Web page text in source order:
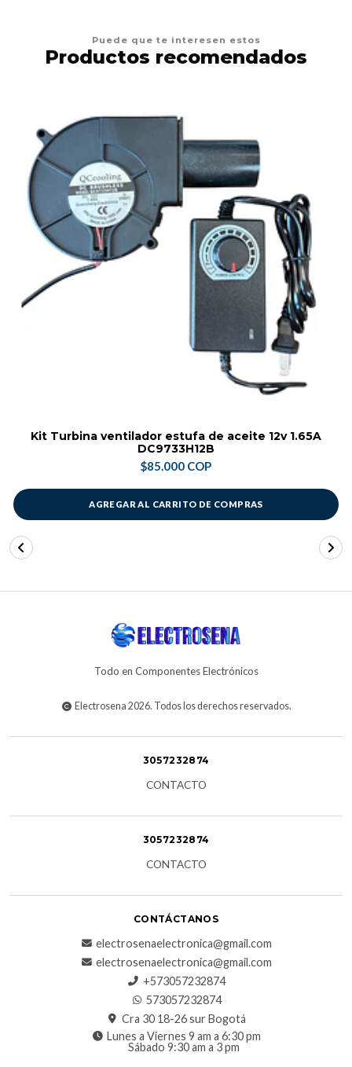
Puede que te interesen estos
Productos recomendados
Kit Turbina ventilador estufa de aceite 12v 1.65A
DC9733H12B
$85.000 COP
AGREGAR AL CARRITO DE COMPRAS
Todo en Componentes Electrónicos
Electrosena 2026. Todos los derechos reservados.
3057232874
CONTACTO
3057232874
CONTACTO
CONTÁCTANOS
electrosenaelectronica@gmail.com
electrosenaelectronica@gmail.com
+573057232874
573057232874
Cra 30 18-26 sur Bogotá
Lunes a Viernes 9 am a 6:30 pm
Sábado 9:30 am a 3 pm